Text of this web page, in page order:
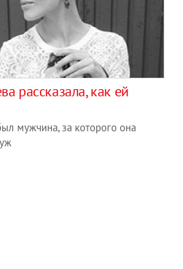
рассказала, как ей
мужчина, за которого она